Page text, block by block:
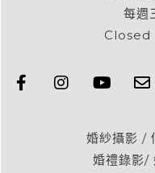
每週
Closed
婚紗攝影 /
婚禮錄影/